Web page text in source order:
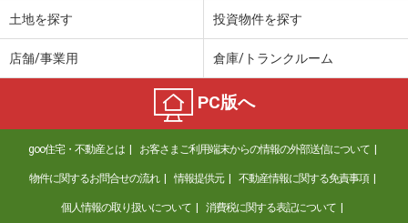
土地を探す 投資物件を探す
店舗/事業用 倉庫/トランクルーム
PC版へ
goo住宅・不動産とは お客さまご利用端末からの情報の外部送信について
物件に関するお問合せの流れ 情報提供元 不動産情報に関する免責事項
個人情報の取り扱いについて 消費税に関する表記について